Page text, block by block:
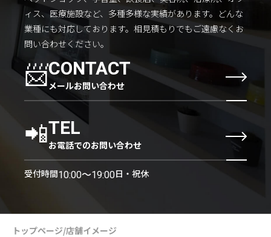
ィス、医療施設など、多種多様な実績があります。 どんな
業種にも対応しております。 相見積もりでもご遠慮なくお
問い合わせください。
📨CONTACT
メールお問い合わせ
📲TEL
お電話でのお問い合わせ
受付時間10:00〜19:00日・祝休
トップページ/店舗イメージ